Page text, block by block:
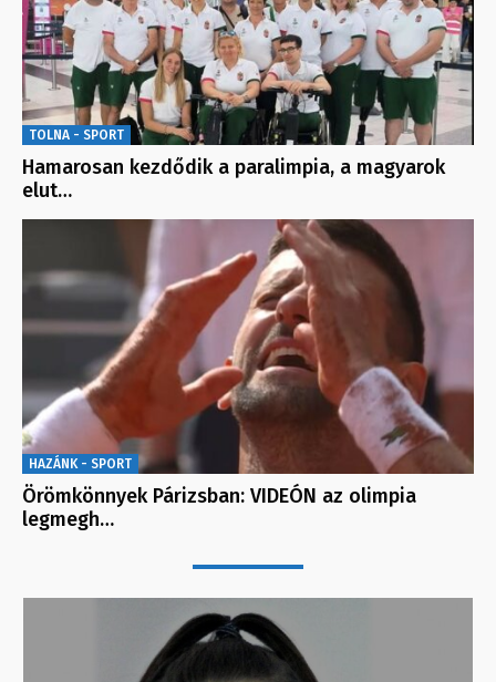
TOLNA - SPORT
Hamarosan kezdődik a paralimpia, a magyarok
elut…
HAZÁNK - SPORT
Örömkönnyek Párizsban: VIDEÓN az olimpia
legmegh…